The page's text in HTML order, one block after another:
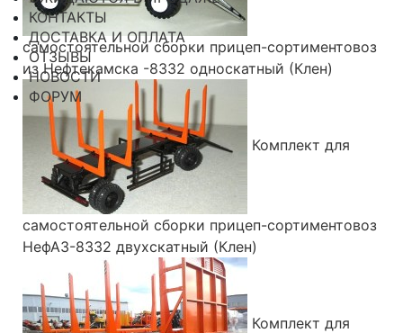
КОНТАКТЫ
ДОСТАВКА И ОПЛАТА
ОТЗЫВЫ
НОВОСТИ
ФОРУМ
самостоятельной сборки прицеп-сортиментовоз
из Нефтекамска -8332 односкатный (Клен)
Комплект для
самостоятельной сборки прицеп-сортиментовоз
НефАЗ-8332 двухскатный (Клен)
Комплект для